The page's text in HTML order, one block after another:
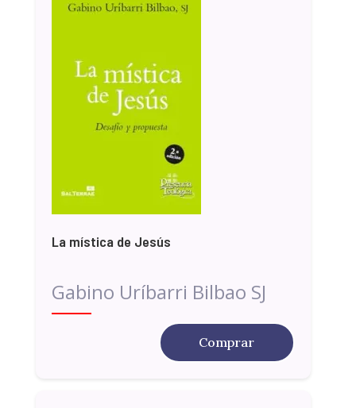
La mística de Jesús
Gabino Uríbarri Bilbao SJ
Comprar